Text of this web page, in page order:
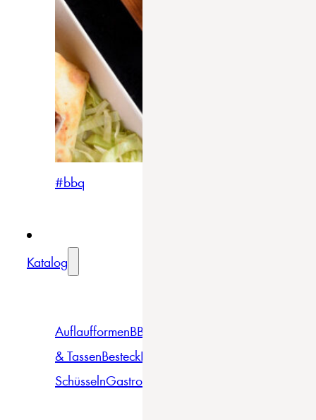
#bbq
Katalog
AuflaufformenBBQ
& TassenBesteckBowls &
SchüsselnGastro